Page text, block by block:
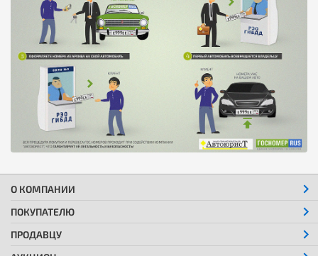
О КОМПАНИИ
ПОКУПАТЕЛЮ
ПРОДАВЦУ